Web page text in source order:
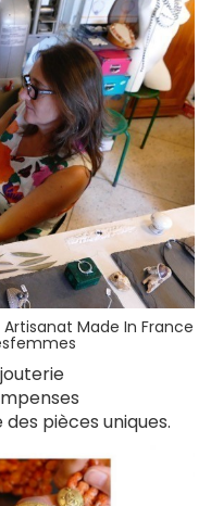
Artisanat Made In France
pièces uniques.